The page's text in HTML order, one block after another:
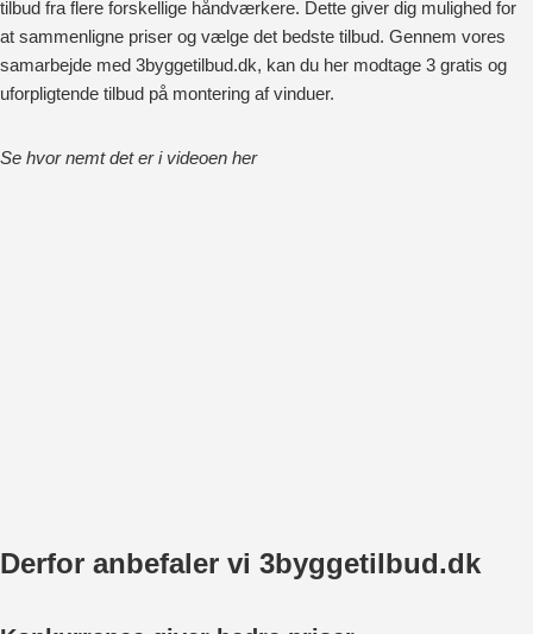
tilbud fra flere forskellige håndværkere. Dette giver dig mulighed for
at sammenligne priser og vælge det bedste tilbud. Gennem vores
samarbejde med 3byggetilbud.dk, kan du her modtage 3 gratis og
uforpligtende tilbud på montering af vinduer.
Se hvor nemt det er i videoen her
Derfor anbefaler vi 3byggetilbud.dk